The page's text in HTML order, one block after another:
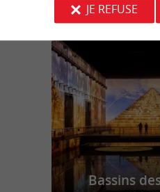
Bassins
JE REFUSE